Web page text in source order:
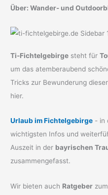
Über: Wander- und
Ti-Fichtelgebirge steht für
um das atemberaubend
Tricks zur Bewunderung
hier.
Urlaub im Fichtelgebirge - in
wichtigsten Infos und
Auszeit in der bayrischen
zusammengefasst.
Wir bieten auch Ratgeber